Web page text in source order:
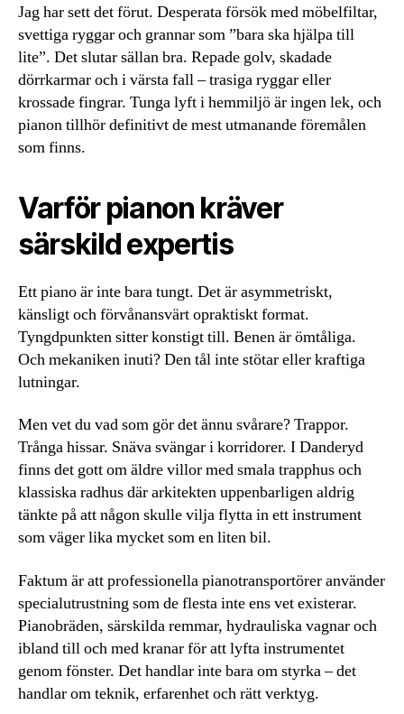
Jag har sett det förut. Desperata försök med möbelfiltar,
svettiga ryggar och grannar som ”bara ska hjälpa till
lite”. Det slutar sällan bra. Repade golv, skadade
dörrkarmar och i värsta fall – trasiga ryggar eller
krossade fingrar. Tunga lyft i hemmiljö är ingen lek, och
pianon tillhör definitivt de mest utmanande föremålen
som finns.
Varför pianon kräver
särskild expertis
Ett piano är inte bara tungt. Det är asymmetriskt,
känsligt och förvånansvärt opraktiskt format.
Tyngdpunkten sitter konstigt till. Benen är ömtåliga.
Och mekaniken inuti? Den tål inte stötar eller kraftiga
lutningar.
Men vet du vad som gör det ännu svårare? Trappor.
Trånga hissar. Snäva svängar i korridorer. I Danderyd
finns det gott om äldre villor med smala trapphus och
klassiska radhus där arkitekten uppenbarligen aldrig
tänkte på att någon skulle vilja flytta in ett instrument
som väger lika mycket som en liten bil.
Faktum är att professionella pianotransportörer använder
specialutrustning som de flesta inte ens vet existerar.
Pianobräden, särskilda remmar, hydrauliska vagnar och
ibland till och med kranar för att lyfta instrumentet
genom fönster. Det handlar inte bara om styrka – det
handlar om teknik, erfarenhet och rätt verktyg.